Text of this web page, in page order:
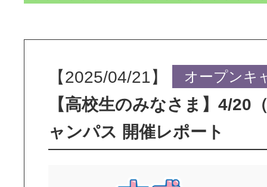
【2025/04/21】 オープンキ
【高校生のみなさま】4/20
ャンパス 開催レポート